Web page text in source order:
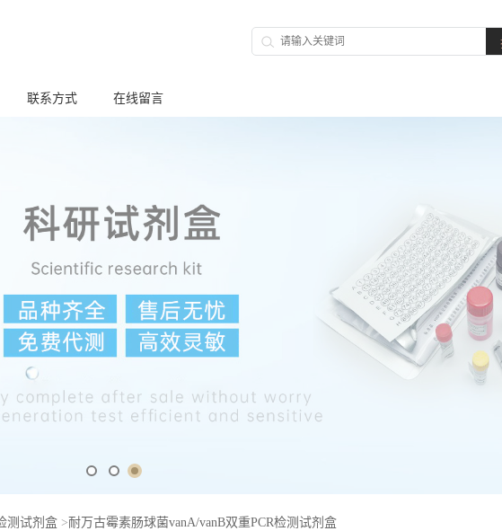
联系方式 在线留言
测试剂盒 >耐万古霉素肠球菌vanA/vanB双重PCR检测试剂盒